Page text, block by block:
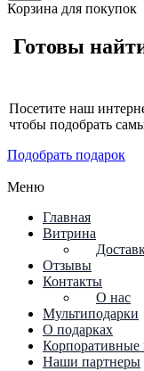
Корзина для покупок
Готовы
Посетите наш
чтобы подобрать
Подобрать подарок
Меню
Главная
Витрина
Отзывы
Контакты
О нас
Мультиподарки
О подарках
Корпоративные
Наши партнеры